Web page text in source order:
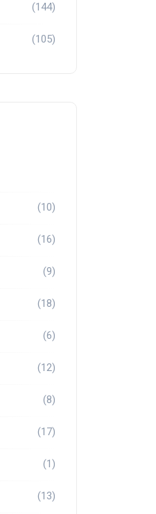
(144)
(105)
(10)
(16)
(9)
(18)
(6)
(12)
(8)
(17)
(1)
(13)